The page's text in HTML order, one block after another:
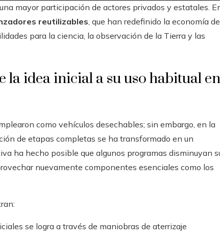
mayor participación de actores privados y estatales.
reutilizables, que han redefinido la economía
para la ciencia, la observación de la Tierra y las
la idea inicial a su uso habitual en
como vehículos desechables; sin embargo, en la
de etapas completas se ha transformado en un
ha hecho posible que algunos programas disminuyan
nuevamente componentes esenciales como los
se logra a través de maniobras de aterrizaje